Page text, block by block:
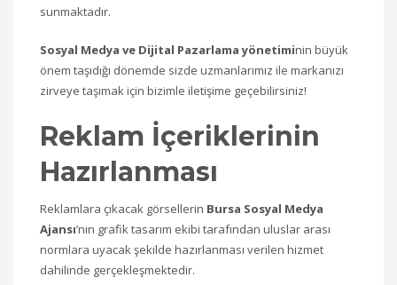
sunmaktadır.
Sosyal Medya ve Dijital Pazarlama yönetiminin büyük
önem taşıdığı dönemde sizde uzmanlarımız ile markanızı
zirveye taşımak için bizimle iletişime geçebilirsiniz!
Reklam İçeriklerinin
Hazırlanması
Reklamlara çıkacak görsellerin Bursa Sosyal Medya
Ajansı‎’nın grafik tasarım ekibi tarafından uluslar arası
normlara uyacak şekilde hazırlanması verilen hizmet
dahilinde gerçekleşmektedir.